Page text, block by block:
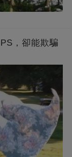
，卻能欺騙